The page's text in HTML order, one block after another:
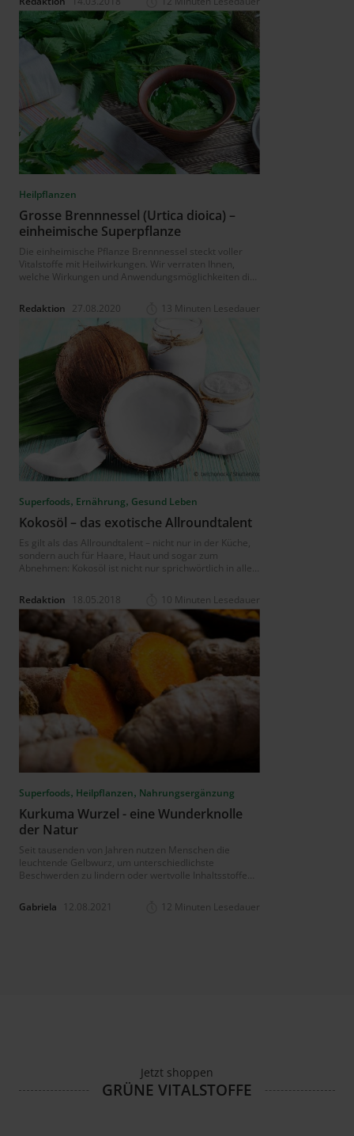
einwandfrei angebaut werden, was ihnen einen
entscheidenden Vorteil gegenüber Soja verschafft.
Süsslupinen sind mit ihrem niedrigen Fett- und
Kohlenhydratanteil ein wertvolles Nahrungsmittel
nicht nur für Veganer und Vegetarier.
Heilpflanzen
Grosse Brennnessel (Urtica dioica) –
einheimische Superpflanze
Die einheimische Pflanze Brennnessel steckt voller
Vitalstoffe mit Heilwirkungen. Wir verraten Ihnen,
welche Wirkungen und Anwendungsmöglichkeiten die
Redaktion 27.08.2020 13 Minuten Lesedauer
Superfoods, Ernährung, Gesund Leben
Kokosöl – das exotische Allroundtalent
Es gilt als das Allroundtalent – nicht nur in der Küche,
sondern auch für Haare, Haut und sogar zum
Abnehmen: Kokosöl ist nicht nur sprichwörtlich in aller
verspricht? Ist Kokosöl wirklich so gesund? Lesen Sie
hier alles über die Anwendungsgebiete des exotischen
Redaktion 18.05.2018 10 Minuten Lesedauer
Superfoods, Heilpflanzen, Nahrungsergänzung
Kurkuma Wurzel - eine Wunderknolle
der Natur
Seit tausenden von Jahren nutzen Menschen die
leuchtende Gelbwurz, um unterschiedlichste
Beschwerden zu lindern oder wertvolle Inhaltsstoffe
bei Kurkuma handelt es sich um eine wahre
Nährstoffbombe. Erfahren Sie, welche Inhaltsstoffe die
Gabriela 12.08.2021 12 Minuten Lesedauer
Jetzt shoppen
GRÜNE VITALSTOFFE